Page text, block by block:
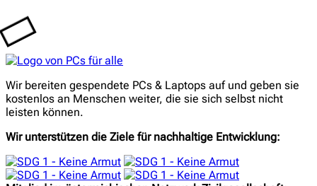
PCs
alle
Wir bereiten gespendete PCs & Laptops auf und geben sie
kostenlos an Menschen weiter, die sie sich selbst nicht
leisten können.
Wir unterstützen die Ziele für nachhaltige Entwicklung: